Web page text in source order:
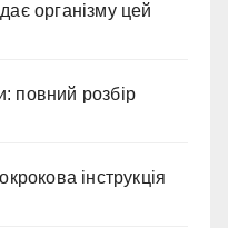
організму цей
повний розбір
інструкція